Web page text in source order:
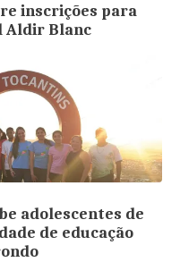
inscrições para
Aldir Blanc
adolescentes de
de educação